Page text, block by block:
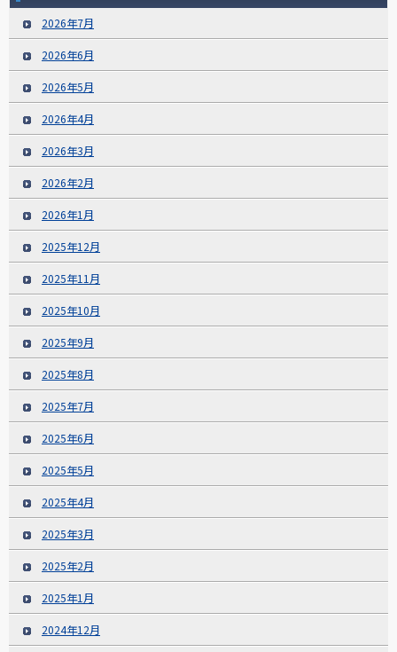
2026年7月
2026年6月
2026年5月
2026年4月
2026年3月
2026年2月
2026年1月
2025年12月
2025年11月
2025年10月
2025年9月
2025年8月
2025年7月
2025年6月
2025年5月
2025年4月
2025年3月
2025年2月
2025年1月
2024年12月